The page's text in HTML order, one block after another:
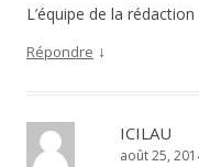
L’équipe de la rédaction
Répondre ↓
ICILAU
août 25,